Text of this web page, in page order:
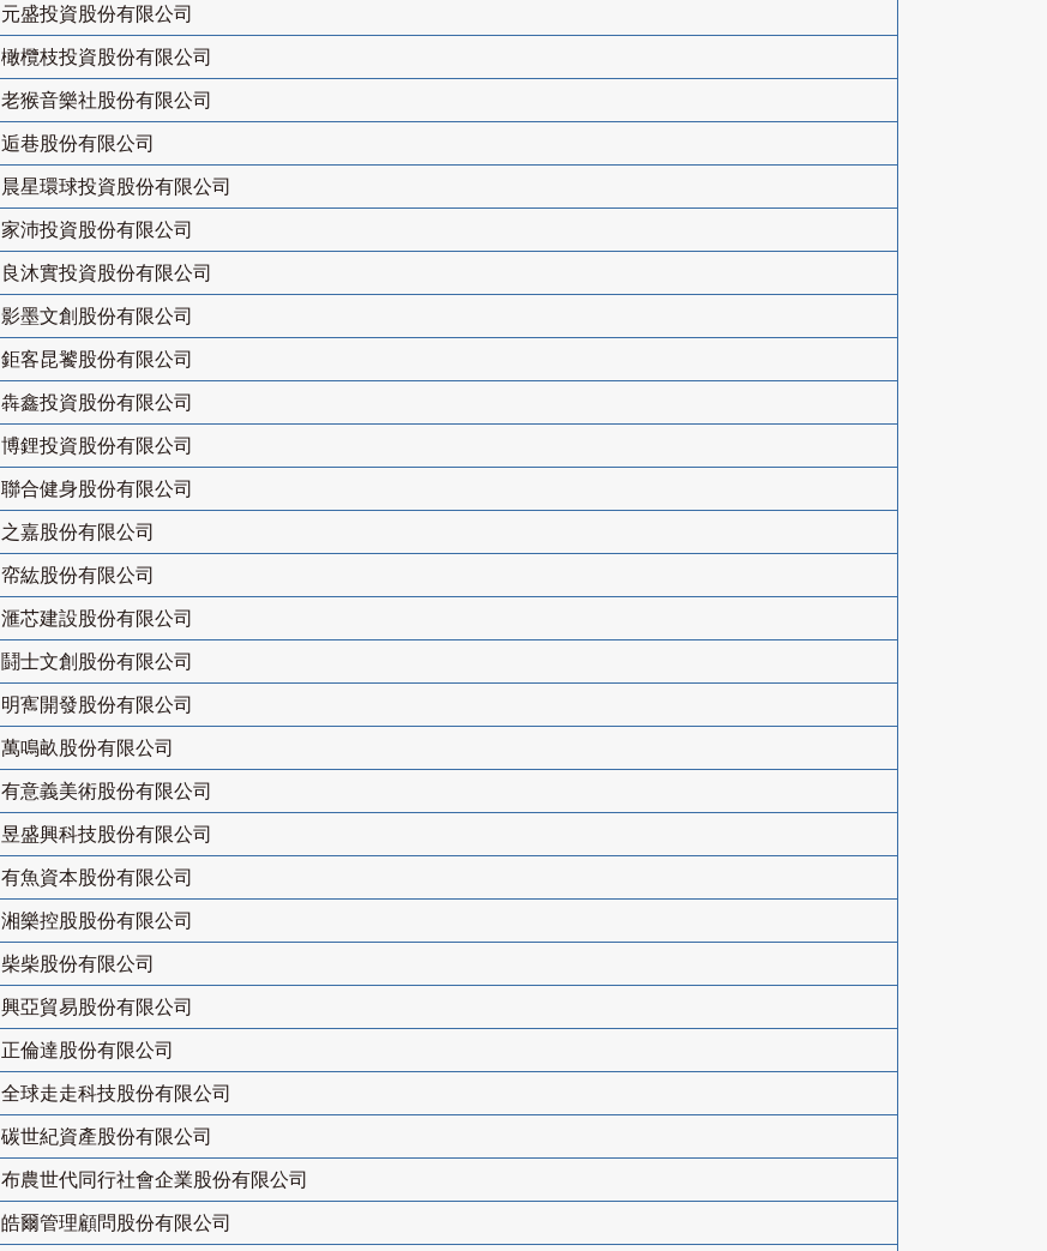
元盛投資股份有限公司
橄欖枝投資股份有限公司
老猴音樂社股份有限公司
逅巷股份有限公司
晨星環球投資股份有限公司
家沛投資股份有限公司
良沐實投資股份有限公司
影墨文創股份有限公司
鉅客昆饕股份有限公司
犇鑫投資股份有限公司
博鋰投資股份有限公司
聯合健身股份有限公司
之嘉股份有限公司
帟紘股份有限公司
滙芯建設股份有限公司
鬪士文創股份有限公司
明寯開發股份有限公司
萬鳴畝股份有限公司
有意義美術股份有限公司
昱盛興科技股份有限公司
有魚資本股份有限公司
湘樂控股股份有限公司
柴柴股份有限公司
興亞貿易股份有限公司
正倫達股份有限公司
全球走走科技股份有限公司
碳世紀資產股份有限公司
布農世代同行社會企業股份有限公司
皓爾管理顧問股份有限公司